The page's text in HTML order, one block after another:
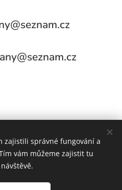
zajistili správné fungování a
vám můžeme zajistit tu